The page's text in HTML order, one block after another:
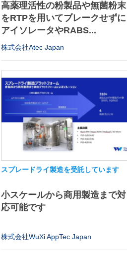
高薬理活性の粉製品や無菌粉末
をRTPを用いてブレークせずに
アイソレータやRABS...
株式会社Atec Japan
スプレードライ製造を受託しています
小スケールから商用製造まで対
応可能です
株式会社WuXi AppTec Japan